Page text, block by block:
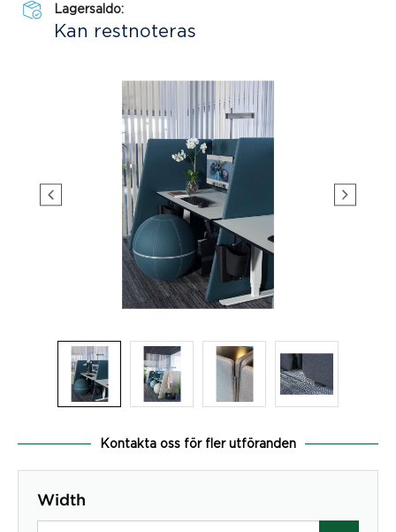
Lagersaldo:
Kan restnoteras
Kontakta oss för fler utföranden
Width